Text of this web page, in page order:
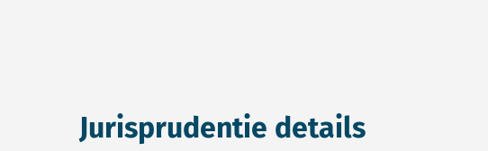
Jurisprudentie details